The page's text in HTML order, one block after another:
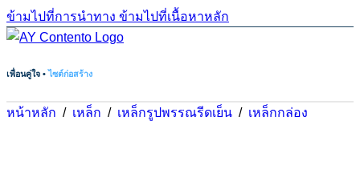
ข้ามไปที่การนำทาง ข้ามไปที่เนื้อหาหลัก
เพื่อนคู่ใจ • ไซต์ก่อสร้าง
หน้าหลัก / เหล็ก / เหล็กรูปพรรณรีดเย็น / เหล็กกล่อง